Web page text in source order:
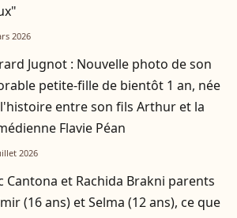
2026
Jugnot : Nouvelle photo de son
petite-fille de bientôt 1 an, née
entre son fils Arthur et la
Flavie Péan
2026
Cantona et Rachida Brakni parents
(16 ans) et Selma (12 ans), ce que